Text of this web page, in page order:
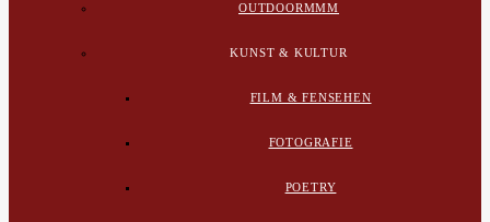
OUTDOORMMM
KUNST & KULTUR
FILM & FENSEHEN
FOTOGRAFIE
POETRY